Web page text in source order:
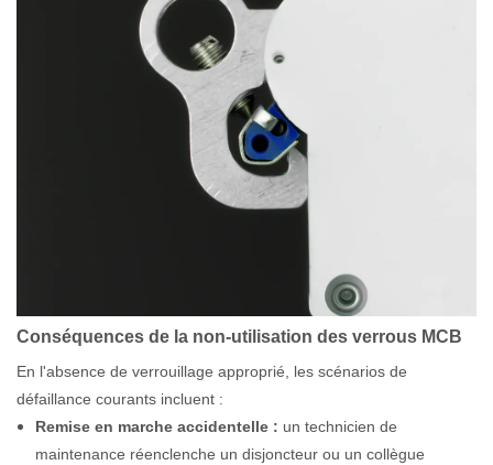
Conséquences de la non-utilisation des verrous MCB
En l'absence de verrouillage approprié, les scénarios de
défaillance courants incluent :
Remise en marche accidentelle : un technicien de
maintenance réenclenche un disjoncteur ou un collègue